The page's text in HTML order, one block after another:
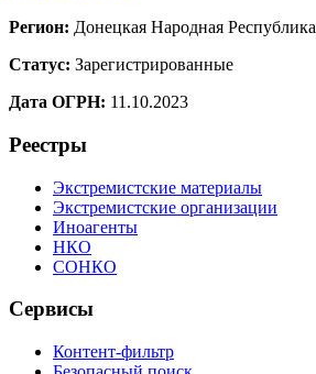
Регион: Донецкая Народная Республика
Статус: Зарегистрированные
Дата ОГРН: 11.10.2023
Реестры
Экстремистские материалы
Экстремистские организации
Иноагенты
НКО
СОНКО
Сервисы
Контент-фильтр